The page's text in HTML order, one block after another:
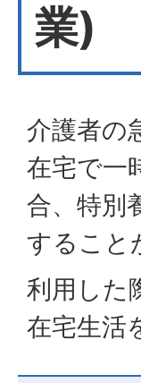
業)
介護者の
在宅で一
合、特別
すること
利用した
在宅生活